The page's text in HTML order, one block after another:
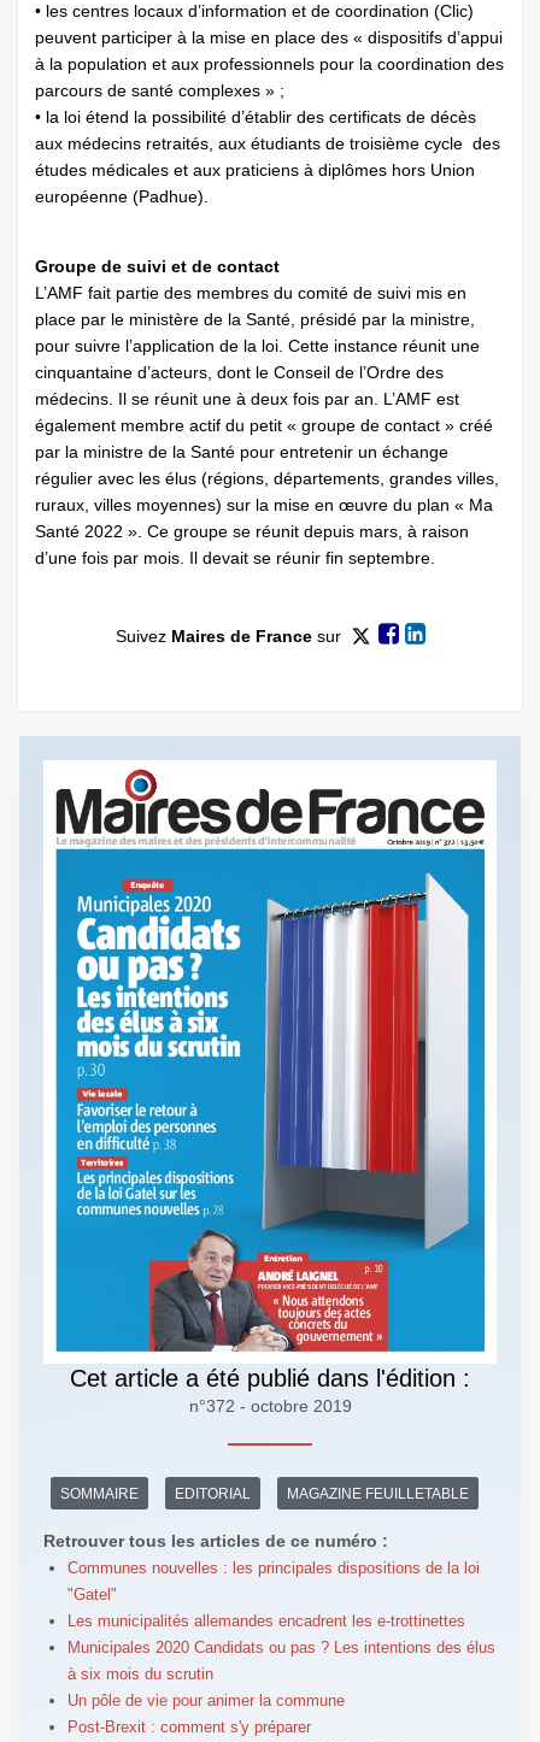
• les centres locaux d’information et de coordination (Clic)
peuvent participer à la mise en place des « dispositifs d’appui
à la population et aux professionnels pour la coordination des
parcours de santé complexes » ;
• la loi étend la possibilité d’établir des certificats de décès
aux médecins retraités, aux étudiants de troisième cycle des
études médicales et aux praticiens à diplômes hors Union
européenne (Padhue).
Groupe de suivi et de contact
L’AMF fait partie des membres du comité de suivi mis en
place par le ministère de la Santé, présidé par la ministre,
pour suivre l’application de la loi. Cette instance réunit une
cinquantaine d’acteurs, dont le Conseil de l’Ordre des
médecins. Il se réunit une à deux fois par an. L’AMF est
également membre actif du petit « groupe de contact » créé
par la ministre de la Santé pour entretenir un échange
régulier avec les élus (régions, départements, grandes villes,
ruraux, villes moyennes) sur la mise en œuvre du plan « Ma
Santé 2022 ». Ce groupe se réunit depuis mars, à raison
d’une fois par mois. Il devait se réunir fin septembre.
Suivez Maires de Francesur
Cet article a été publié dans l'édition :
n°372 - octobre 2019
SOMMAIRE EDITORIAL MAGAZINE FEUILLETABLE
Retrouver tous les articles de ce numéro :
Communes nouvelles : les principales dispositions de la loi
"Gatel"
Les municipalités allemandes encadrent les e-trottinettes
Municipales 2020 Candidats ou pas ? Les intentions des élus
à six mois du scrutin
Un pôle de vie pour animer la commune
Post-Brexit : comment s'y préparer